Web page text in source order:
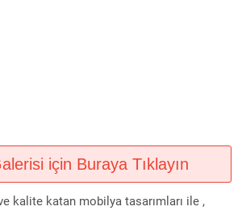
için Buraya Tıklayın
kalite katan mobilya tasarımları ile ,